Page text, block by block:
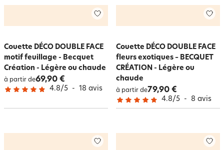
Couette DÉCO DOUBLE FACE
motif feuillage - Becquet
Création - Légère ou chaude
à partir de69,90 €
4.8/5 - 18 avis
Couette DÉCO DOUBLE FACE
fleurs exotiques – BECQUET
CRÉATION - Légère ou
chaude
à partir de79,90 €
4.8/5 - 8 avis